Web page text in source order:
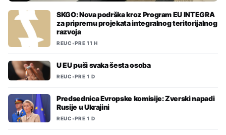
SKGO: Nova podrška kroz Program EU INTEGRA
za pripremu projekata integralnog teritorijalnog
razvoja
REUC•PRE 11 H
U EU puši svaka šesta osoba
REUC•PRE 1 D
Predsednica Evropske komisije: Zverski napadi
Rusije u Ukrajini
REUC•PRE 1 D